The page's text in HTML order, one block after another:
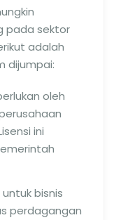
pada sektor
adalah
dijumpai:
oleh
ini
untuk bisnis
perdagangan